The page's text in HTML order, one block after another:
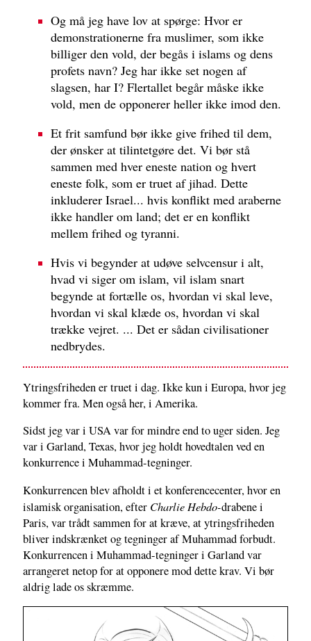
Og må jeg have lov at spørge: Hvor er
demonstrationerne fra muslimer, som ikke
billiger den vold, der begås i islams og dens
profets navn? Jeg har ikke set nogen af
slagsen, har I? Flertallet begår måske ikke
vold, men de opponerer heller ikke imod den.
Et frit samfund bør ikke give frihed til dem,
der ønsker at tilintetgøre det. Vi bør stå
sammen med hver eneste nation og hvert
eneste folk, som er truet af jihad. Dette
inkluderer Israel... hvis konflikt med araberne
ikke handler om land; det er en konflikt
mellem frihed og tyranni.
Hvis vi begynder at udøve selvcensur i alt,
hvad vi siger om islam, vil islam snart
begynde at fortælle os, hvordan vi skal leve,
hvordan vi skal klæde os, hvordan vi skal
trække vejret. ... Det er sådan civilisationer
nedbrydes.
Ytringsfriheden er truet i dag. Ikke kun i Europa, hvor jeg
kommer fra. Men også her, i Amerika.
Sidst jeg var i USA var for mindre end to uger siden. Jeg
var i Garland, Texas, hvor jeg holdt hovedtalen ved en
konkurrence i Muhammad-tegninger.
Konkurrencen blev afholdt i et konferencecenter, hvor en
islamisk organisation, efter Charlie Hebdo-drabene i
Paris, var trådt sammen for at kræve, at ytringsfriheden
bliver indskrænket og tegninger af Muhammad forbudt.
Konkurrencen i Muhammad-tegninger i Garland var
arrangeret netop for at opponere mod dette krav. Vi bør
aldrig lade os skræmme.